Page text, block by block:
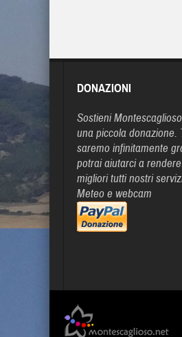
DONAZIONI
Sostieni
una piccola donazione.
saremo infinitamente
potrai aiutarci a
migliori tutti nostri
Meteo e webcam